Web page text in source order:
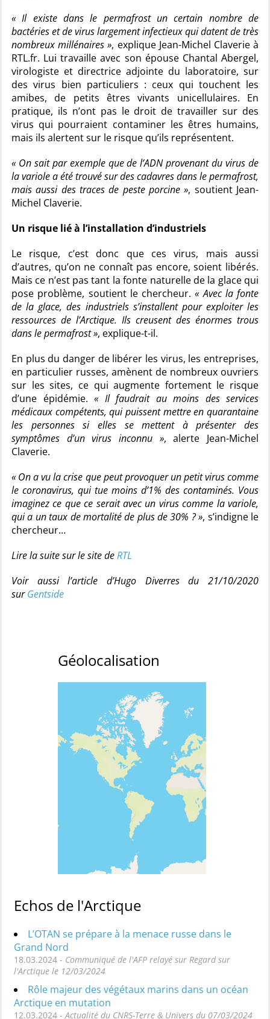
« Il existe dans le permafrost un certain nombre de
bactéries et de virus largement infectieux qui datent de très
nombreux millénaires », explique Jean-Michel Claverie à
RTL.fr. Lui travaille avec son épouse Chantal Abergel,
virologiste et directrice adjointe du laboratoire, sur
des virus bien particuliers : ceux qui touchent les
amibes, de petits êtres vivants unicellulaires. En
pratique, ils n’ont pas le droit de travailler sur des
virus qui pourraient contaminer les êtres humains,
mais ils alertent sur le risque qu’ils représentent.
« On sait par exemple que de l’ADN provenant du virus de
la variole a été trouvé sur des cadavres dans le permafrost,
mais aussi des traces de peste porcine », soutient Jean-
Michel Claverie.
Un risque lié à l’installation d’industriels
Le risque, c’est donc que ces virus, mais aussi
d’autres, qu’on ne connaît pas encore, soient libérés.
Mais ce n’est pas tant la fonte naturelle de la glace qui
pose problème, soutient le chercheur.« Avec la fonte
de la glace, des industriels s’installent pour exploiter les
ressources de l’Arctique. Ils creusent des énormes trous
dans le permafrost », explique-t-il.
En plus du danger de libérer les virus, les entreprises,
en particulier russes, amènent de nombreux ouvriers
sur les sites, ce qui augmente fortement le risque
d’une épidémie. « Il faudrait au moins des services
médicaux compétents, qui puissent mettre en quarantaine
les personnes si elles se mettent à présenter des
symptômes d’un virus inconnu », alerte Jean-Michel
Claverie.
« On a vu la crise que peut provoquer un petit virus comme
le coronavirus, qui tue moins d’1% des contaminés. Vous
imaginez ce que ce serait avec un virus comme la variole,
qui a un taux de mortalité de plus de 30% ? », s’indigne le
chercheur…
Lire la suite sur le site deRTL
Voir aussi l’article d’Hugo Diverres du 21/10/2020
surGentside
Géolocalisation
Echos de l'Arctique
L’OTAN se prépare à la menace russe dans le
Grand Nord
18.03.2024 - Communiqué de l'AFP relayé sur Regard sur
l'Arctique le 12/03/2024
Rôle majeur des végétaux marins dans un océan
Arctique en mutation
12.03.2024 - Actualité du CNRS-Terre & Univers du 07/03/2024